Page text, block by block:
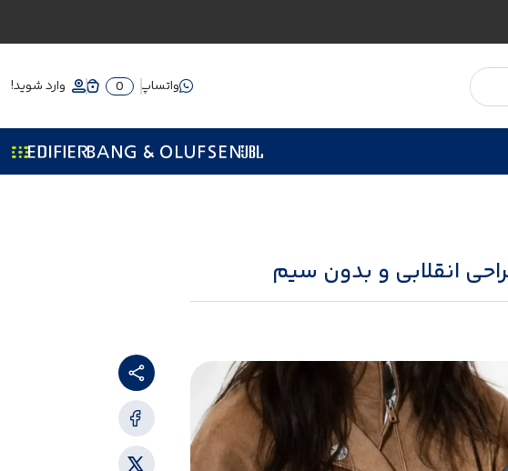
واتساپ 0 وارد شوید!
انقلابی و بدون سیم